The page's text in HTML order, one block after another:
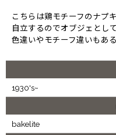
こちらは鶏モチーフのナプ
自立するのでオブジェとし
色違いやモチーフ違いもあ
1930's~
bakelite